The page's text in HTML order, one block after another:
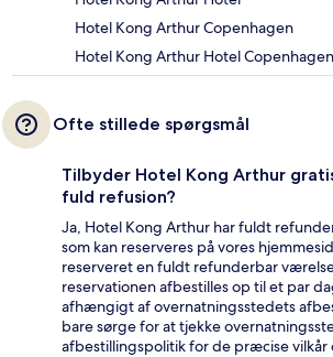
Hotel Kong Arthur Copenhagen
Hotel Kong Arthur Hotel Copenhagen
Ofte stillede spørgsmål
Tilbyder Hotel Kong Arthur
fuld refusion?
Ja, Hotel Kong Arthur har fuldt
som kan reserveres på vores
reserveret en fuldt refunderbar
reservationen afbestilles op til et par
afhængigt af overnatningsstedets
bare sørge for at tjekke
afbestillingspolitik for de præcise vilkår